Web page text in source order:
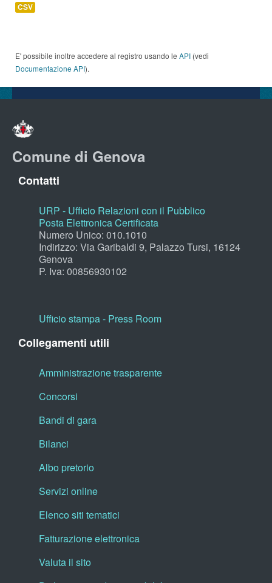
CSV
E' possibile inoltre accedere al registro usando le API (vedi
Documentazione API).
Comune di Genova
Contatti
URP - Ufficio Relazioni con il Pubblico
Posta Elettronica Certificata
Numero Unico: 010.1010
Indirizzo: Via Garibaldi 9, Palazzo Tursi, 16124
Genova
P. Iva: 00856930102
Ufficio stampa - Press Room
Collegamenti utili
Amministrazione trasparente
Concorsi
Bandi di gara
Bilanci
Albo pretorio
Servizi online
Elenco siti tematici
Fatturazione elettronica
Valuta il sito